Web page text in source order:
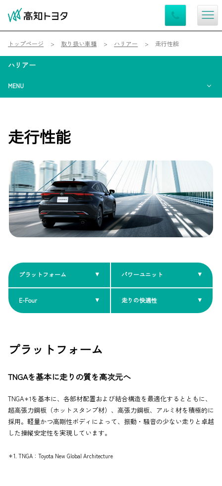
トップページ 取り扱い車種 ハリアー 走行性能
ハリアー
MENU
走行性能
プラットフォーム パワーユニット
E-Four 走りの快適性
プラットフォーム
TNGAを基本に走りの質を高次元へ
TNGA＊1を基本に、各部材配置および結合構造を最適化するとともに、
超高張力鋼板（ホットスタンプ材）、高張力鋼板、アルミ材を積極的に
採用。軽量かつ高剛性ボディによって、振動・騒音の少ない走りと卓越
した操縦安定性を実現しています。
＊1. TNGA：Toyota New Global Architecture